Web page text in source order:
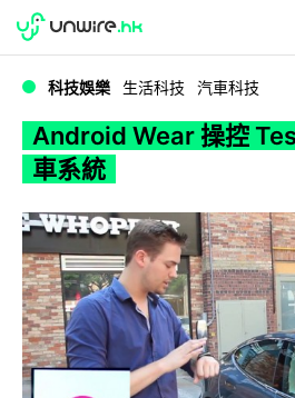
WWDC 2026
科技娛樂 生活科技 汽車科技
Android Wear 操控
車系統